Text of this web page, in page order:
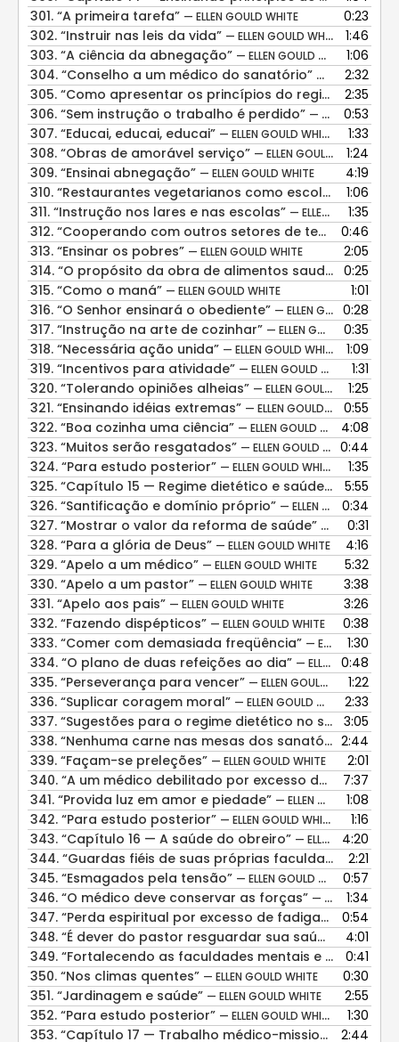
301. “A primeira tarefa” — ELLEN GOULD WHITE
0:23
302. “Instruir nas leis da vida” — ELLEN GOULD WHITE
1:46
303. “A ciência da abnegação” — ELLEN GOULD WHITE
1:06
304. “Conselho a um médico do sanatório” — ELLEN GOULD
2:32
305. “Como apresentar os princípios do regime saudável”
2:35
306. “Sem instrução o trabalho é perdido” — ELLEN GOULD WHITE
0:53
307. “Educai, educai, educai” — ELLEN GOULD WHITE
1:33
308. “Obras de amorável serviço” — ELLEN GOULD WHITE
1:24
309. “Ensinai abnegação” — ELLEN GOULD WHITE
4:19
310. “Restaurantes vegetarianos como escolas” — ELLEN
1:06
311. “Instrução nos lares e nas escolas” — ELLEN GOULD WHITE
1:35
312. “Cooperando com outros setores de temperança”
0:46
313. “Ensinar os pobres” — ELLEN GOULD WHITE
2:05
314. “O propósito da obra de alimentos saudáveis”
0:25
315. “Como o maná” — ELLEN GOULD WHITE
1:01
316. “O Senhor ensinará o obediente” — ELLEN GOULD WHITE
0:28
317. “Instrução na arte de cozinhar” — ELLEN GOULD WHITE
0:35
318. “Necessária ação unida” — ELLEN GOULD WHITE
1:09
319. “Incentivos para atividade” — ELLEN GOULD WHITE
1:31
320. “Tolerando opiniões alheias” — ELLEN GOULD WHITE
1:25
321. “Ensinando idéias extremas” — ELLEN GOULD WHITE
0:55
322. “Boa cozinha uma ciência” — ELLEN GOULD WHITE
4:08
323. “Muitos serão resgatados” — ELLEN GOULD WHITE
0:44
324. “Para estudo posterior” — ELLEN GOULD WHITE
1:35
325. “Capítulo 15 — Regime dietético e saúde” — ELLEN
5:55
326. “Santificação e domínio próprio” — ELLEN GOULD WHITE
0:34
327. “Mostrar o valor da reforma de saúde” — ELLEN
0:31
328. “Para a glória de Deus” — ELLEN GOULD WHITE
4:16
329. “Apelo a um médico” — ELLEN GOULD WHITE
5:32
330. “Apelo a um pastor” — ELLEN GOULD WHITE
3:38
331. “Apelo aos pais” — ELLEN GOULD WHITE
3:26
332. “Fazendo dispépticos” — ELLEN GOULD WHITE
0:38
333. “Comer com demasiada freqüência” — ELLEN GOULD WHITE
1:30
334. “O plano de duas refeições ao dia” — ELLEN GOULD WHITE
0:48
335. “Perseverança para vencer” — ELLEN GOULD WHITE
1:22
336. “Suplicar coragem moral” — ELLEN GOULD WHITE
2:33
337. “Sugestões para o regime dietético no sanatório”
3:05
338. “Nenhuma carne nas mesas dos sanatórios” —
2:44
339. “Façam-se preleções” — ELLEN GOULD WHITE
2:01
340. “A um médico debilitado por excesso de trabalho e subnutrição”
7:37
341. “Provida luz em amor e piedade” — ELLEN GOULD WHITE
1:08
342. “Para estudo posterior” — ELLEN GOULD WHITE
1:16
343. “Capítulo 16 — A saúde do obreiro” — ELLEN GOULD WHITE
4:20
344. “Guardas fiéis de suas próprias faculdades” —
2:21
345. “Esmagados pela tensão” — ELLEN GOULD WHITE
0:57
346. “O médico deve conservar as forças” — ELLEN GOULD WHITE
1:34
347. “Perda espiritual por excesso de fadiga” — ELLEN
0:54
348. “É dever do pastor resguardar sua saúde” — ELLEN
4:01
349. “Fortalecendo as faculdades mentais e morais”
0:41
350. “Nos climas quentes” — ELLEN GOULD WHITE
0:30
351. “Jardinagem e saúde” — ELLEN GOULD WHITE
2:55
352. “Para estudo posterior” — ELLEN GOULD WHITE
1:30
353. “Capítulo 17 — Trabalho médico-missionário nas grandes cidades”
2:44